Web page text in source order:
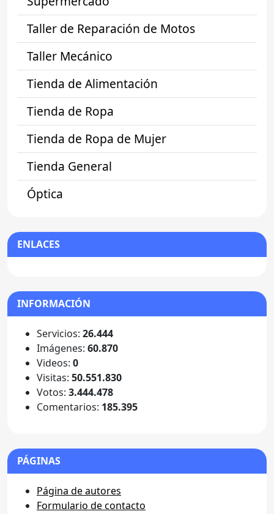
Taller de Reparación de Motos
Taller Mecánico
Tienda de Alimentación
Tienda de Ropa
Tienda de Ropa de Mujer
Tienda General
Óptica
ENLACES
INFORMACIÓN
Servicios: 26.444
Imágenes: 60.870
Videos: 0
Visitas: 50.551.830
Votos: 3.444.478
Comentarios: 185.395
PÁGINAS
Página de autores
Formulario de contacto